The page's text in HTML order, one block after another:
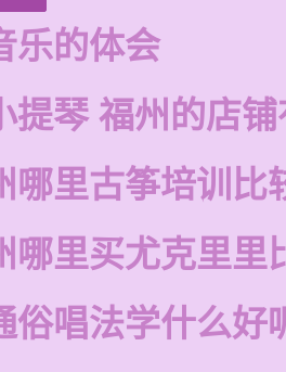
乐的体会
提琴 福州的店
哪里古筝培训比
哪里买尤克里里
俗唱法学什么好